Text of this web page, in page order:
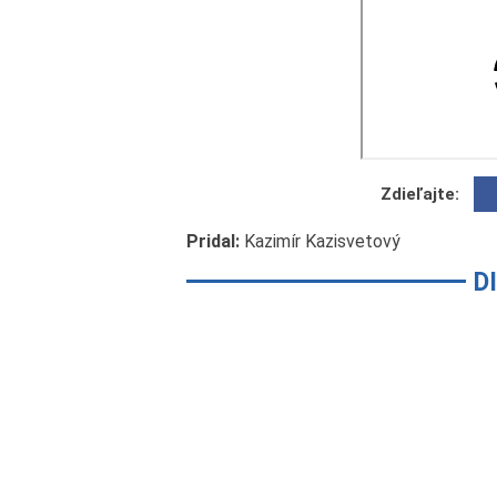
Zdieľajte:
Pridal: Kazimír Kazisvetový